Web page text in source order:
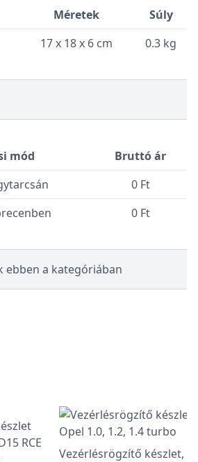
Méretek
Súly
17 x 18 x 6 cm 0.3 kg
mód
Bruttó ár
0 Ft
0 Ft
ebben a kategóriában
Vezérlésrögzítő készlet,